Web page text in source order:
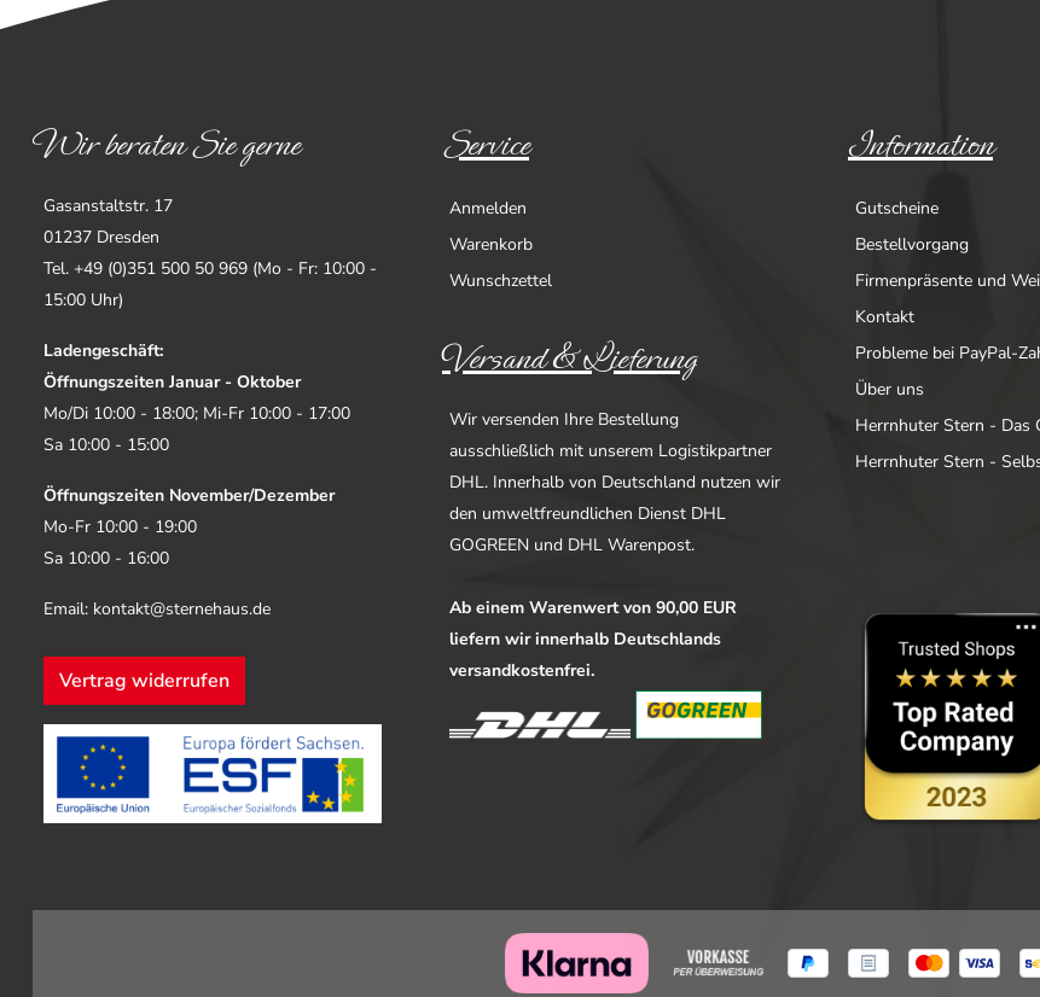
Wir beraten Sie gerne
Gasanstaltstr. 17
01237 Dresden
Tel. +49 (0)351 500 50 969 (Mo - Fr: 10:00 -
15:00 Uhr)
Ladengeschäft:
Öffnungszeiten Januar - Oktober
Mo/Di 10:00 - 18:00; Mi-Fr 10:00 - 17:00
Sa 10:00 - 15:00
Öffnungszeiten November/Dezember
Mo-Fr 10:00 - 19:00
Sa 10:00 - 16:00
Email: kontakt@sternehaus.de
Vertrag widerrufen
Service
Anmelden
Warenkorb
Wunschzettel
Information
Gutscheine
Bestellvorgang
Firmenpräsente und
Kontakt
Probleme bei PayPal-
Über uns
Herrnhuter Stern - Das
Herrnhuter Stern -
Versand & Lieferung
Wir versenden Ihre Bestellung
ausschließlich mit unserem Logistikpartner
DHL. Innerhalb von Deutschland nutzen wir
den umweltfreundlichen Dienst DHL
GOGREEN und DHL Warenpost.
Ab einem Warenwert von 90,00 EUR
liefern wir innerhalb Deutschlands
versandkostenfrei.